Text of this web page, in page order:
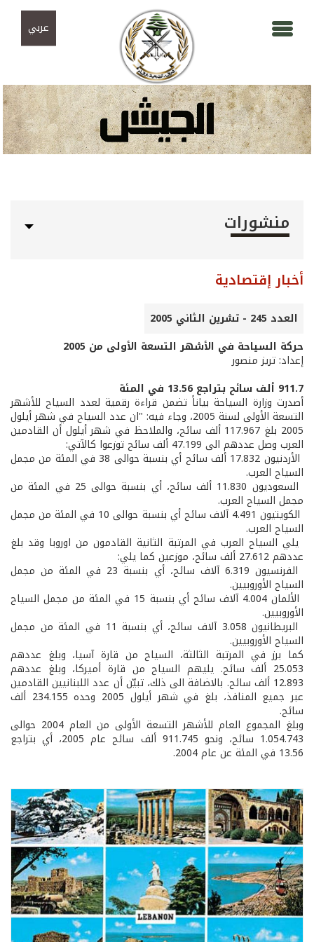
عربي
منشورات
أخبار إقتصادية
العدد 245 - تشرين الثاني 2005
حركة السياحة في الأشهر التسعة الأولى من 2005
إعداد: تريز منصور
911.7 ألف سائح بتراجع 13.56 في المئة
أصدرت وزارة السياحة بياناً تضمن قراءة رقمية لعدد السياح للأشهر
التسعة الأولى لسنة 2005، وجاء فيه: "ان عدد السياح في شهر أيلول
2005 بلغ 117.967 ألف سائح، والملاحظ في شهر أيلول أن القادمين
العرب وصل عددهم الى 47.199 ألف سائح توزعوا كالآتي:
­ الأردنيون 17.832 ألف سائح أي بنسبة حوالى 38 في المئة من مجمل
السياح العرب.
­ السعوديون 11.830 ألف سائح، أي بنسبة حوالى 25 في المئة من
مجمل السياح العرب.
­ الكويتيون 4.491 آلاف سائح أي بنسبة حوالى 10 في المئة من مجمل
السياح العرب.
­ يلي السياح العرب في المرتبة الثانية القادمون من اوروبا وقد بلغ
عددهم 27.612 ألف سائح، موزعين كما يلي:
­ الفرنسيون 6.319 آلاف سائح، أي بنسبة 23 في المئة من مجمل
السياح الأوروبيين.
­ الألمان 4.004 آلاف سائح أي بنسبة 15 في المئة من مجمل السياح
الأوروبيين.
­ البريطانيون 3.058 آلاف سائح، أي بنسبة 11 في المئة من مجمل
السياح الأوروبيين.
كما برز في المرتبة الثالثة، السياح من قارة آسيا، وبلغ عددهم
25.053 ألف سائح. يليهم السياح من قارة أميركا، وبلغ عددهم
12.893 ألف سائح. بالاضافة الى ذلك، تبيّن أن عدد اللبنانيين القادمين
عبر جميع المنافذ، بلغ في شهر أيلول 2005 وحده 234.155 ألف
سائح.
وبلغ المجموع العام للأشهر التسعة الأولى من العام 2004 حوالى
1.054.743 سائح، ونحو 911.745 ألف سائح عام 2005، أي بتراجع
13.56 في المئة عن عام 2004.